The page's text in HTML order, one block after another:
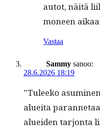
autot, näitä
mon­een
Vastaa
Sammy sanoo:
28.6.2026 18:19
”Tuleeko
aluei­ta
aluei­den tar­jon­ta